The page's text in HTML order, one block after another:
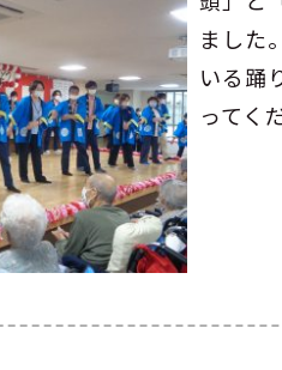
ました
いる踊
ってく